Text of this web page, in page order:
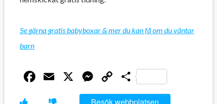
Se gärna gratis babyboxar & mer du kan få om du väntar
barn
Facebook
Email
X Messenger
Copy
Link
Dela